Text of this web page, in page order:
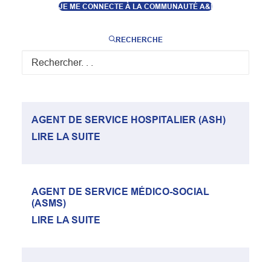
JE ME CONNECTE À LA COMMUNAUTÉ A&I
RECHERCHE
ACCOMPAGNANT ÉDUCATIF ET SOCIAL
LIRE LA SUITE
AGENT DE SERVICE HOSPITALIER (ASH)
LIRE LA SUITE
AGENT DE SERVICE MÉDICO-SOCIAL
(ASMS)
LIRE LA SUITE